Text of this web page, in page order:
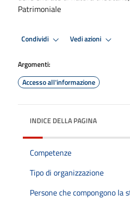
Patrimoniale
Condividi Vedi azioni
Argomenti:
Accesso all'informazione
INDICE DELLA PAGINA
Competenze
Tipo di organizzazione
Persone che compongono la